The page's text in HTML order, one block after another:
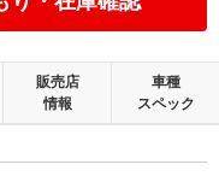
販売店
情報
車種
スペック